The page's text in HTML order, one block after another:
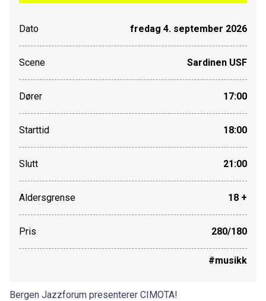
Dato fredag 4. september 2026
Scene Sardinen USF
Dører 17:00
Starttid 18:00
Slutt 21:00
Aldersgrense 18 +
Pris 280/180
#musikk
Bergen Jazzforum presenterer CIMOTA!